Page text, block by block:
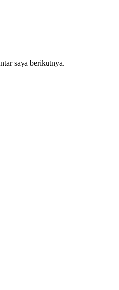
saya berikutnya.